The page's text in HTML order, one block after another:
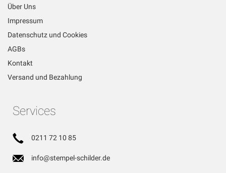
Über Uns
Impressum
Datenschutz und Cookies
AGBs
Kontakt
Versand und Bezahlung
Services
0211 72 10 85
info@stempel-schilder.de